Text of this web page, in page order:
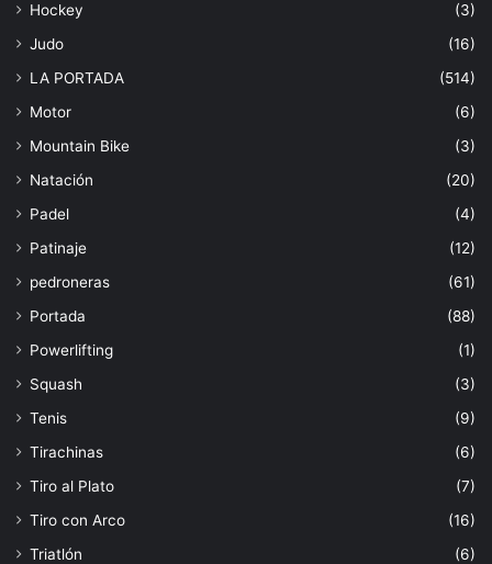
Hockey
(3)
Judo
(16)
LA PORTADA
(514)
Motor
(6)
Mountain Bike
(3)
Natación
(20)
Padel
(4)
Patinaje
(12)
pedroneras
(61)
Portada
(88)
Powerlifting
(1)
Squash
(3)
Tenis
(9)
Tirachinas
(6)
Tiro al Plato
(7)
Tiro con Arco
(16)
Triatlón
(6)